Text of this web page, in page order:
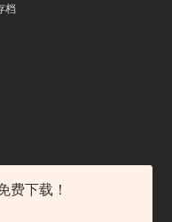
档
计。素材包含了APP设计、
费下载！